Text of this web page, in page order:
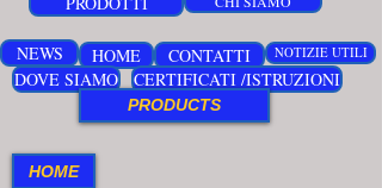
NEWS HOME
CONTATTI
DOVE SIAMO
CERTIFICATI /ISTRUZIONI
NOTIZIE UTILI
PRODUCTS
HOME